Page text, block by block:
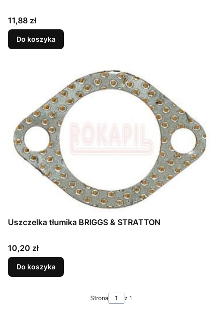
Cena
11,88 zł
Do koszyka
Uszczelka tłumika BRIGGS & STRATTON
Cena
10,20 zł
Do koszyka
Strona z 1